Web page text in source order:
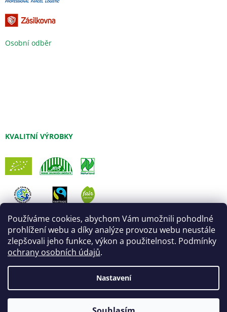
Používáme cookies, abychom Vám umožnili pohodlné
prohlížení webu a díky analýze provozu webu neustále
zlepšovali jeho funkce, výkon a použitelnost. Podmínky
ochrany osobních údajů.
Nastavení
Odpočíváme a objednávky expedujeme až od
Osobní odběr
KVALITNÍ VÝROBKY
Vytvořil ShoptetÚprava šablony:Marketingwebu